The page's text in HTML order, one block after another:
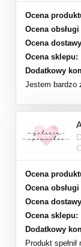
Ocena
Ocena
Ocena
Ocena sklepu:
Dodatkowy
Jestem bardzo
Ocena
Ocena
Ocena
Ocena sklepu:
Dodatkowy
Produkt